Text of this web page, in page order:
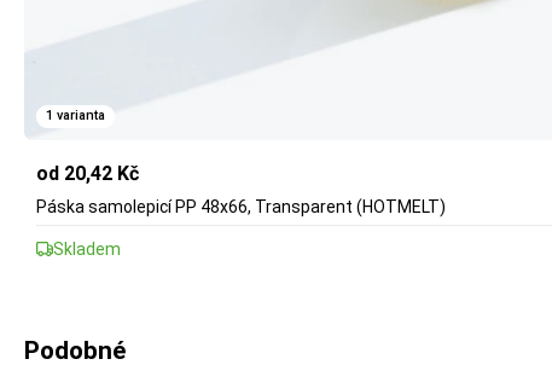
1 varianta
od 20,42 Kč
Páska samolepicí PP 48x66, Transparent (HOTMELT)
Skladem
Podobné